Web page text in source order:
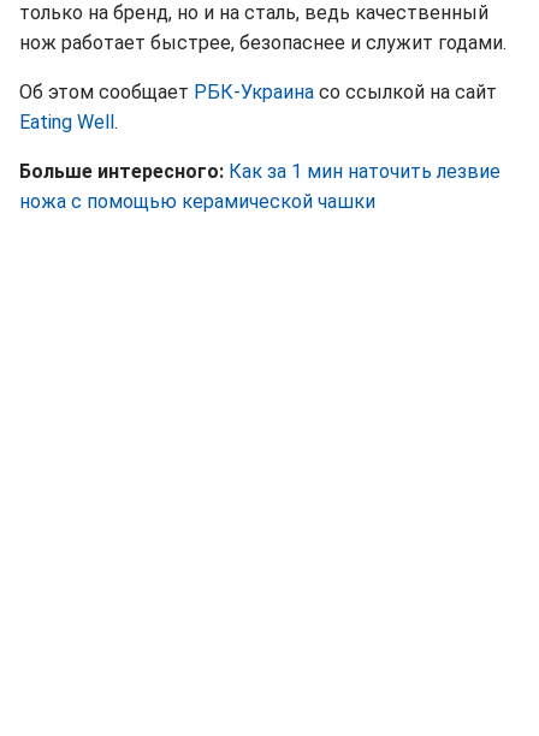
только на бренд, но и на сталь, ведь качественный
нож работает быстрее, безопаснее и служит годами.
Об этом сообщает РБК-Украина со ссылкой на сайт
Еating Well.
Больше интересного: Как за 1 мин наточить лезвие
ножа с помощью керамической чашки